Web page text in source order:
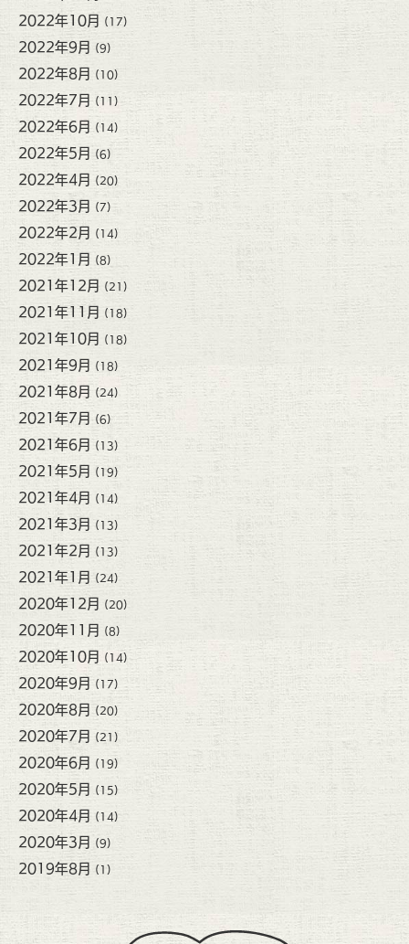
2022年10月
(17)
2022年9月 (9)
2022年8月 (10)
2022年7月 (11)
2022年6月 (14)
2022年5月 (6)
2022年4月 (20)
2022年3月 (7)
2022年2月 (14)
2022年1月 (8)
2021年12月 (21)
2021年11月 (18)
2021年10月 (18)
2021年9月 (18)
2021年8月 (24)
2021年7月 (6)
2021年6月 (13)
2021年5月 (19)
2021年4月 (14)
2021年3月 (13)
2021年2月 (13)
2021年1月 (24)
2020年12月 (20)
2020年11月 (8)
2020年10月 (14)
2020年9月 (17)
2020年8月 (20)
2020年7月 (21)
2020年6月 (19)
2020年5月 (15)
2020年4月 (14)
2020年3月 (9)
2019年8月 (1)